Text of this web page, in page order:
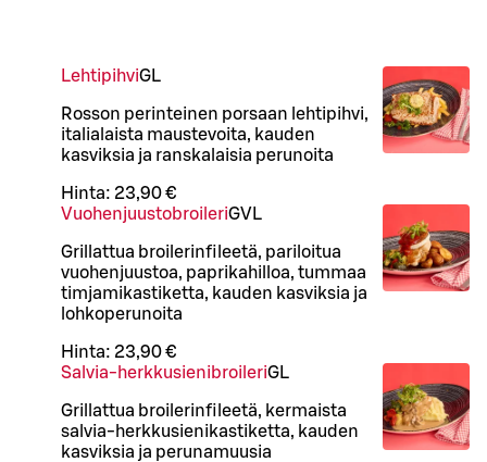
LehtipihviGL
Rosson perinteinen porsaan lehtipihvi,
italialaista maustevoita, kauden
kasviksia ja ranskalaisia perunoita
Hinta: 23,90 €
VuohenjuustobroileriGVL
Grillattua broilerinfileetä, pariloitua
vuohenjuustoa, paprikahilloa, tummaa
timjamikastiketta, kauden kasviksia ja
lohkoperunoita
Hinta: 23,90 €
Salvia-herkkusienibroileriGL
Grillattua broilerinfileetä, kermaista
salvia-herkkusienikastiketta, kauden
kasviksia ja perunamuusia